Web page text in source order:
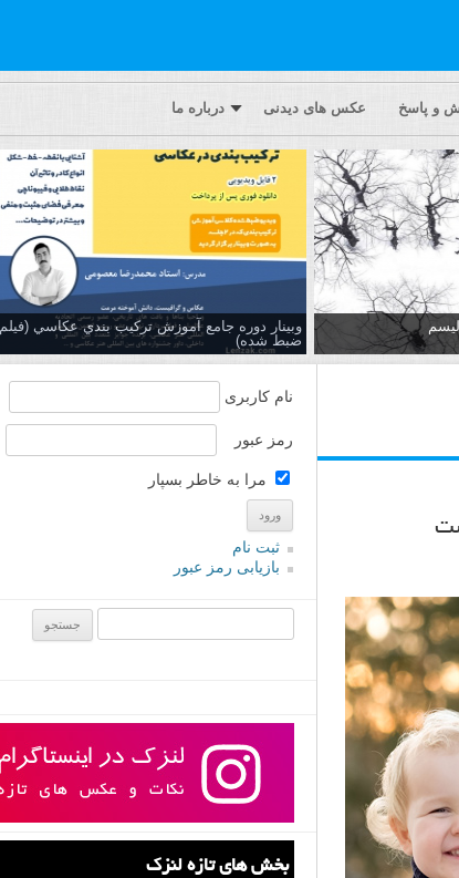
و پاسخ عکس های دیدنی درباره ما
وبینار دوره جامع آموزش تركيب بندي عكاسي (فیلم
ضبط شده)
نام کاربری
رمز عبور
مرا به خاطر بسپار
ثبت نام
بازیابی رمز عبور
بخش های تازه لنزک